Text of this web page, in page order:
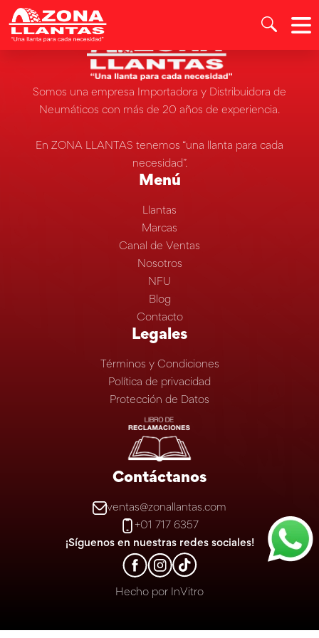
Somos una empresa Importadora y Distribuidora de
Neumáticos con más de 20 años de experiencia.
En ZONA LLANTAS tenemos “una llanta para cada
necesidad”.
Menú
Llantas
Marcas
Canal de Ventas
Nosotros
NFU
Blog
Contacto
Legales
Términos y Condiciones
Política de privacidad
Protección de Datos
Contáctanos
ventas@zonallantas.com
+01 717 6357
¡Síguenos en nuestras redes sociales!
Hecho por InVitro